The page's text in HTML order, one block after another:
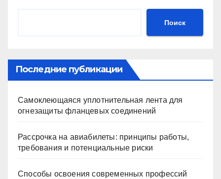
Поиск
Последние публикации
Самоклеющаяся уплотнительная лента для
огнезащиты фланцевых соединений
Рассрочка на авиабилеты: принципы работы,
требования и потенциальные риски
Способы освоения современных профессий